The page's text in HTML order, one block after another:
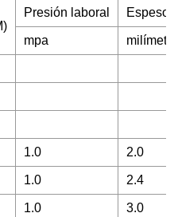
Presión laboral Espesor
mpa milímetro
1.0 2.0
1.0 2.4
1.0 3.0